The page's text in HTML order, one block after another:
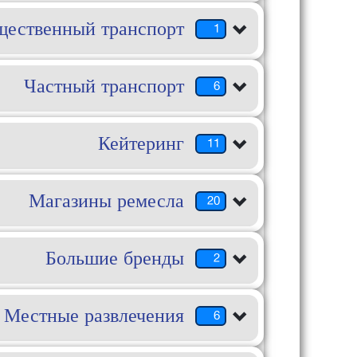
1
транспорт
6
Частный транспорт
11
Кейтеринг
20
Магазины ремесла
2
Большие бренды
6
Местные развлечения